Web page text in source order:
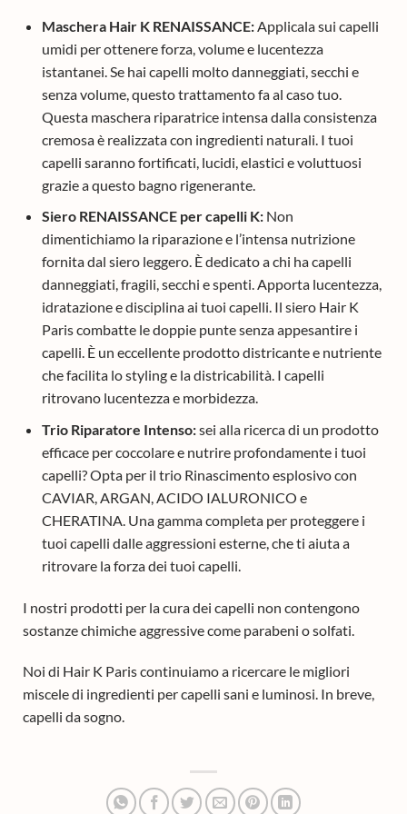
Maschera Hair K RENAISSANCE: Applicala sui capelli
umidi per ottenere forza, volume e lucentezza
istantanei. Se hai capelli molto danneggiati, secchi e
senza volume, questo trattamento fa al caso tuo.
Questa maschera riparatrice intensa dalla consistenza
cremosa è realizzata con ingredienti naturali. I tuoi
capelli saranno fortificati, lucidi, elastici e voluttuosi
grazie a questo bagno rigenerante.
Siero RENAISSANCE per capelli K: Non
dimentichiamo la riparazione e l’intensa nutrizione
fornita dal siero leggero. È dedicato a chi ha capelli
danneggiati, fragili, secchi e spenti. Apporta lucentezza,
idratazione e disciplina ai tuoi capelli. Il siero Hair K
Paris combatte le doppie punte senza appesantire i
capelli. È un eccellente prodotto districante e nutriente
che facilita lo styling e la districabilità. I capelli
ritrovano lucentezza e morbidezza.
Trio Riparatore Intenso:sei alla ricerca di un prodotto
efficace per coccolare e nutrire profondamente i tuoi
capelli? Opta per il trio Rinascimento esplosivo con
CAVIAR, ARGAN, ACIDO IALURONICO e
CHERATINA. Una gamma completa per proteggere i
tuoi capelli dalle aggressioni esterne, che ti aiuta a
ritrovare la forza dei tuoi capelli.
I nostri prodotti per la cura dei capelli non contengono
sostanze chimiche aggressive come parabeni o solfati.
Noi di Hair K Paris continuiamo a ricercare le migliori
miscele di ingredienti per capelli sani e luminosi. In breve,
capelli da sogno.